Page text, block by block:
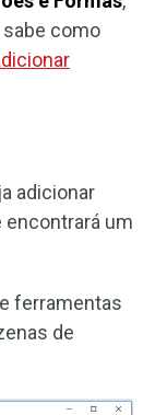
sabe como
adicionar
encontrará um
ferramentas
de